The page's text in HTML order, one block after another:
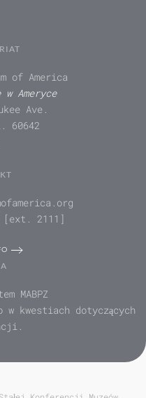
of America
w Ameryce
Ave.
60642
[ext. 2111]
MABPZ
kwestiach dotyczących